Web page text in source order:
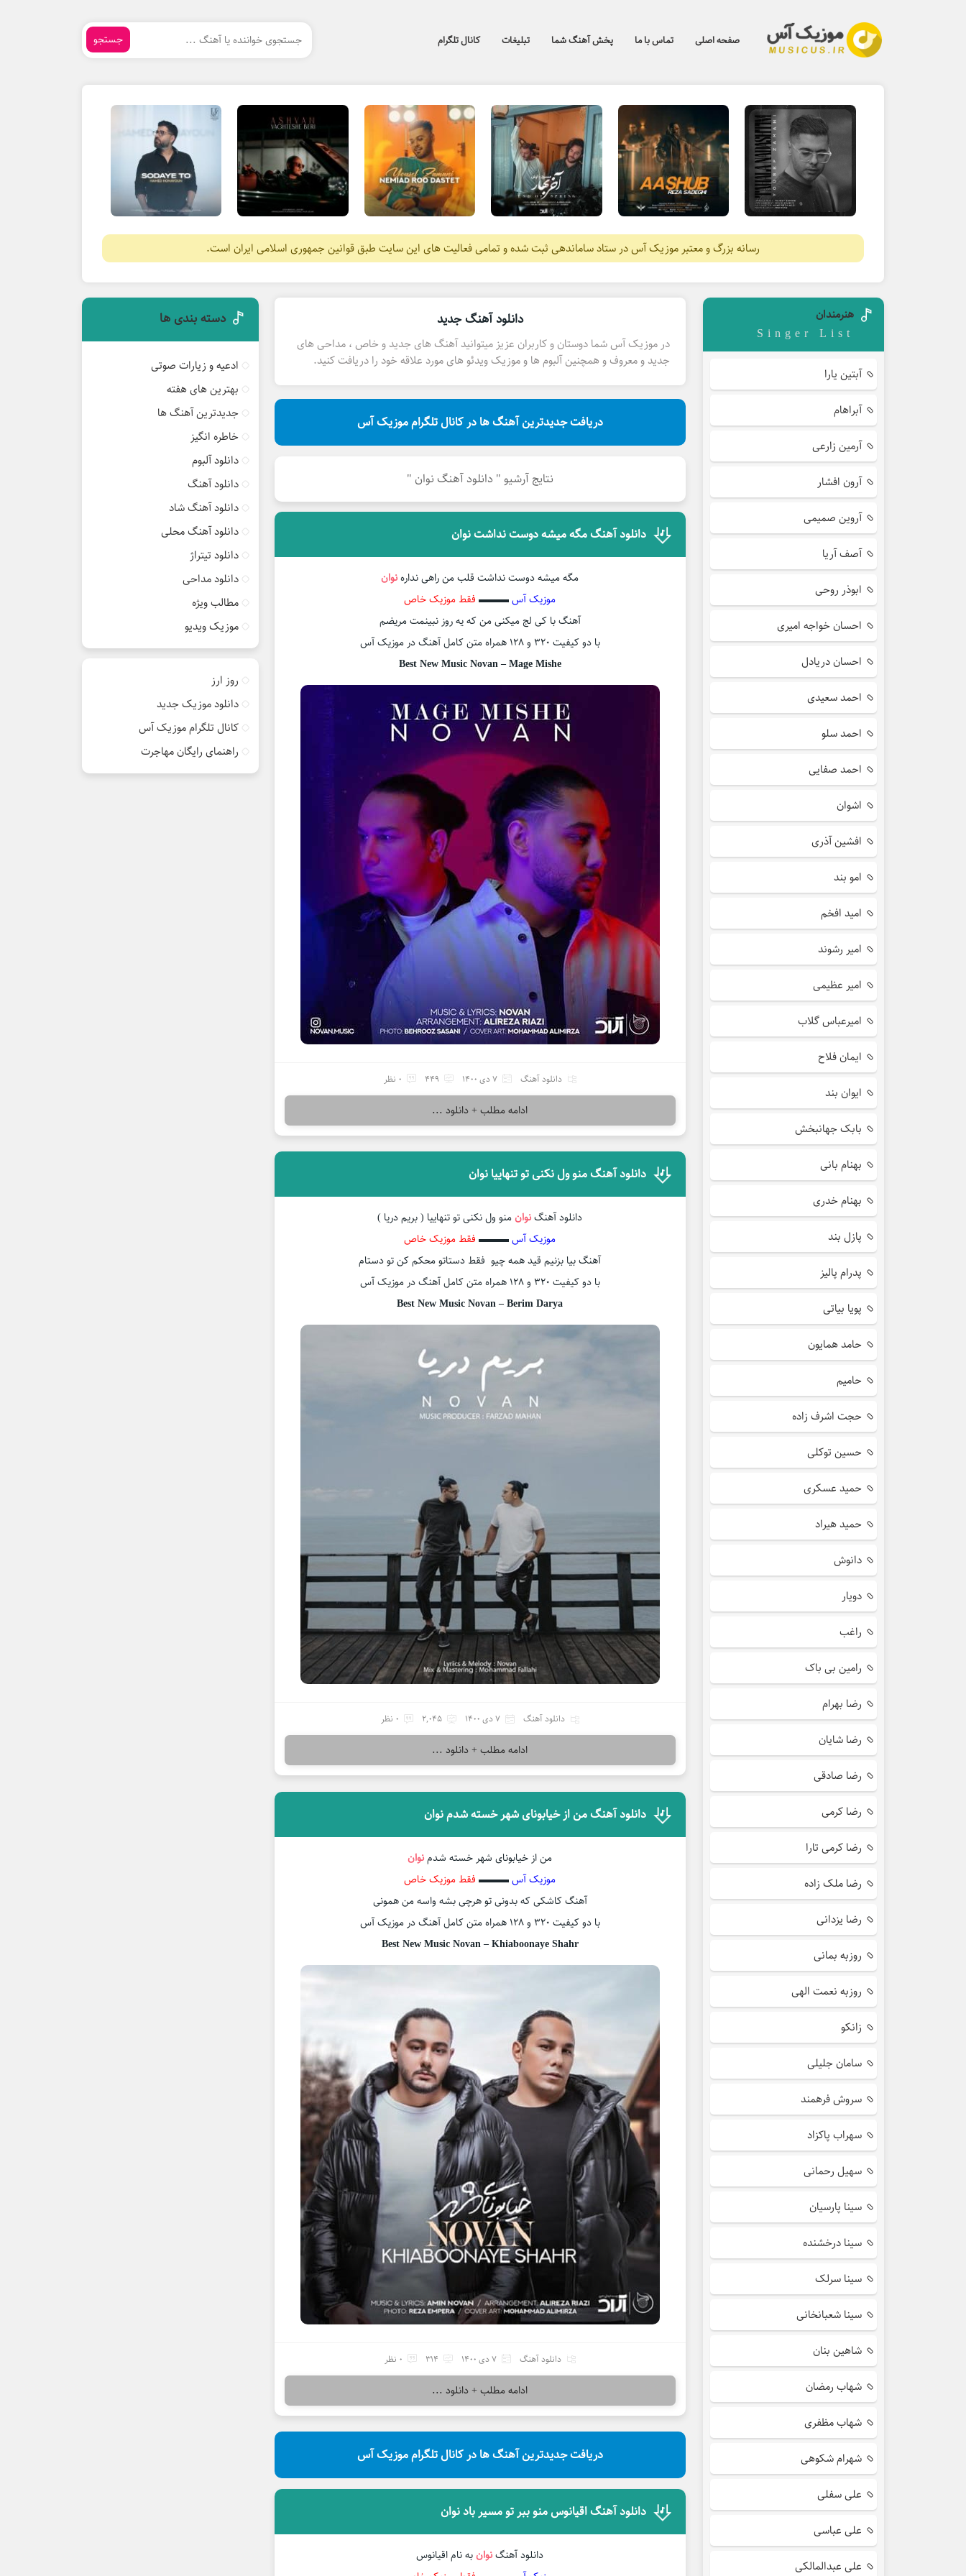
صفحه اصلی تماس با ما پخش آهنگ شما تبلیغات کانال تلگرام جستجو
رسانه بزرگ و معتبر موزیک آس در ستاد ساماندهی ثبت شده و تمامی فعالیت های این سایت طبق قوانین جمهوری اسلامی ایران است.
دانلود آهنگ جدید
در موزیک آس شما دوستان و کاربران عزیز میتوانید آهنگ های جدید و خاص ، مداحی های
جدید و معروف و همچنین آلبوم ها و موزیک ویدئو های مورد علاقه خود را دریافت کنید.
دریافت جدیدترین آهنگ ها در کانال تلگرام موزیک آس
نتایج آرشیو " دانلود آهنگ نوان "
دانلود آهنگ مگه میشه دوست نداشت نوان
مگه میشه دوست نداشت قلب من راهی ندارهنوان
موزیک آس▬▬▬ فقط موزیک خاص
آهنگ با کی لج میکنی من که یه روز نبینمت مریضم
با دو کیفیت ۳۲۰ و ۱۲۸ همراه متن کامل آهنگ در موزیک آس
Best New Music Novan – Mage Mishe
دانلود آهنگ 7 دی 1400 449 0 نظر
ادامه مطلب + دانلود ...
دانلود آهنگ منو ول نکنی تو تنهاییا نوان
دانلود آهنگنوانمنو ول نکنی تو تنهاییا ( بریم دریا )
موزیک آس▬▬▬فقط موزیک خاص
آهنگ بیا بزنیم قید همه چیو فقط دستاتو محکم کن تو دستام
با دو کیفیت ۳۲۰ و ۱۲۸ همراه متن کامل آهنگ در موزیک آس
Best New Music Novan – Berim Darya
دانلود آهنگ 7 دی 1400 2,045 0 نظر
ادامه مطلب + دانلود ...
دانلود آهنگ من از خیابونای شهر خسته شدم نوان
من از خیابونای شهر خسته شدمنوان
موزیک آس▬▬▬ فقط موزیک خاص
آهنگ کاشکی که بدونی تو هرچی بشه واسه من همونی
با دو کیفیت ۳۲۰ و ۱۲۸ همراه متن کامل آهنگ در موزیک آس
Best New Music Novan – Khiaboonaye Shahr
دانلود آهنگ 7 دی 1400 314 0 نظر
ادامه مطلب + دانلود ...
دریافت جدیدترین آهنگ ها در کانال تلگرام موزیک آس
دانلود آهنگ اقیانوس منو ببر تو مسیر باد نوان
دانلود آهنگنوانبه نام اقیانوس
هنرمندان
Singer List
آبتین یارا
آبراهام
آرمین زارعی
آرون افشار
آروین صمیمی
آصف آریا
ابوذر روحی
احسان خواجه امیری
احسان دریادل
احمد سعیدی
احمد سلو
احمد صفایی
اشوان
افشین آذری
امو بند
امید افخم
امیر رشوند
امیر عظیمی
امیرعباس گلاب
ایمان فلاح
ایوان بند
بابک جهانبخش
بهنام بانی
بهنام خدری
پازل بند
پدرام پالیز
پویا بیاتی
حامد همایون
حامیم
حجت اشرف زاده
حسین توکلی
حمید عسکری
حمید هیراد
دانوش
دویار
راغب
رامین بی باک
رضا بهرام
رضا شایان
رضا صادقی
رضا کرمی
رضا کرمی تارا
رضا ملک زاده
رضا یزدانی
روزبه بمانی
روزبه نعمت الهی
زانکو
سامان جلیلی
سروش فرهمند
سهراب پاکزاد
سهیل رحمانی
سینا پارسیان
سینا درخشنده
سینا سرلک
سینا شعبانخانی
شاهین بنان
شهاب رمضان
شهاب مظفری
شهرام شکوهی
علی سفلی
علی عباسی
علی عبدالمالکی
دسته بندی ها
ادعیه و زیارات صوتی
بهترین های هفته
جدیدترین آهنگ ها
خاطره انگیز
دانلود آلبوم
دانلود آهنگ
دانلود آهنگ شاد
دانلود آهنگ محلی
دانلود تیتراژ
دانلود مداحی
مطالب ویژه
موزیک ویدیو
روز ارز
دانلود موزیک جدید
کانال تلگرام موزیک آس
راهنمای رایگان مهاجرت